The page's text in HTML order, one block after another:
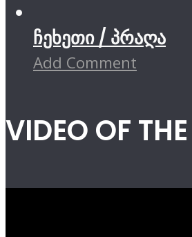
ჩეხეთი / პრაღა
Add Comment
VIDEO OF